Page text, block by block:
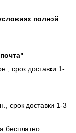
полной
срок доставки 1-
срок доставки 1-3
бесплатно.